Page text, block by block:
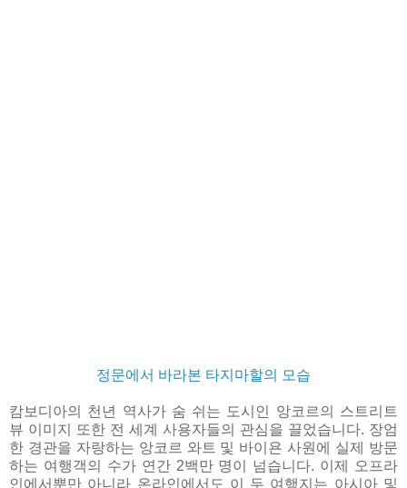
정문에서 바라본 타지마할의 모습
캄보디아의 천년 역사가 숨 쉬는 도시인 앙코르의 스트리트
뷰 이미지 또한 전 세계 사용자들의 관심을 끌었습니다. 장엄
한 경관을 자랑하는 앙코르 와트 및 바이욘 사원에 실제 방문
하는 여행객의 수가 연간 2백만 명이 넘습니다. 이제 오프라
인에서뿐만 아니라 온라인에서도 이 두 여행지는 아시아 및